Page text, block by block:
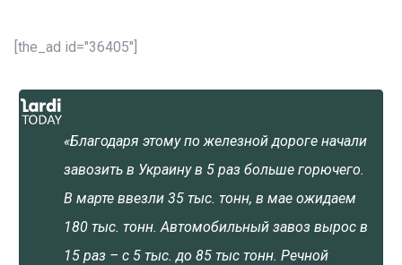
[the_ad id="36405"]
«Благодаря этому по железной дороге начали
завозить в Украину в 5 раз больше горючего.
В марте ввезли 35 тыс. тонн, в мае ожидаем
180 тыс. тонн. Автомобильный завоз вырос в
15 раз – с 5 тыс. до 85 тыс тонн. Речной